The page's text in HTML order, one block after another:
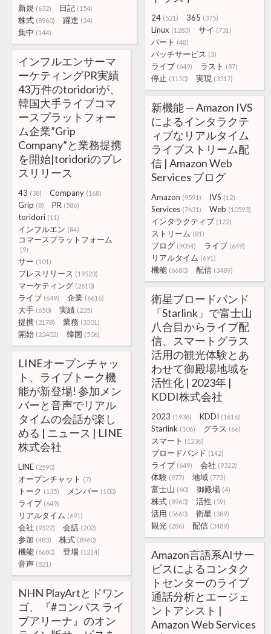
新規 (632) 日記 (154)
株式 (8960) 躍進 (24)
集中 (144)
24 (521) 365 (375)
Linux (1283) サイ (731)
バート (48)
パッチサービス (3)
ライブ (649) ラスト (87)
停止 (1150) 実現 (3517)
インフルエンサーマ
ーケティングPR実績
43万件のtoridoriが、
韓国大手ライブコマ
ースプラットフォー
ム企業”Grip
Company”と業務提携
を開始|toridoriのプレ
スリリース
43 (38) Company (168)
Grip (8) PR (586)
toridori (11)
インフルエン (84)
コマースプラットフォーム
(9)
サー (101)
プレスリリース (19523)
マーケティング (2610)
ライブ (649) 企業 (6616)
大手 (650) 実績 (235)
提携 (2178) 業務 (3301)
開始 (22402) 韓国 (506)
新機能 — Amazon IVS
によるインタラクテ
ィブなリアルタイム
ライブストリーム配
信 | Amazon Web
Services ブログ
Amazon (9591) IVS (12)
Services (7631) Web (10593)
インタラクティブ (122)
ストリーム (81)
ブログ (9054) ライブ (649)
リアルタイム (691)
機能 (6680) 配信 (3489)
衛星ブロードバンド
「Starlink」で富士山
八合目からライブ配
信、スマートグラス
活用の観光体験とあ
わせて御殿場地域を
活性化 | 2023年 |
KDDI株式会社
2023 (1936) KDDI (1616)
Starlink (106) グラス (66)
スマート (1236)
ブロードバンド (142)
ライブ (649) 会社 (9322)
体験 (977) 地域 (773)
富士山 (60) 御殿場 (4)
株式 (8960) 活性 (59)
活用 (5660) 衛星 (389)
観光 (286) 配信 (3489)
LINEオープンチャッ
ト、ライブトーク機
能が新登場! 参加メン
バーと音声でリアル
タイムの会話が楽し
める | ニュース | LINE
株式会社
LINE (2590)
オープンチャット (7)
トーク (135) メンバー (100)
ライブ (649)
リアルタイム (691)
会社 (9322) 会話 (202)
参加 (483) 株式 (8960)
機能 (6680) 登場 (1214)
音声 (821)
Amazon言語系AIサー
ビスによるコンタク
トセンターのライブ
通話分析とエージェ
ントアシスト |
Amazon Web Services
NHN PlayArtとドワン
ゴ、『#コンパス ライ
ブアリーナ』のオン